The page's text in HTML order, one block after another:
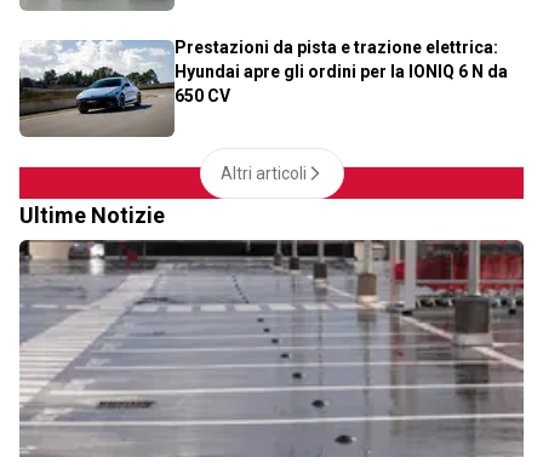
Prestazioni da pista e trazione elettrica:
Hyundai apre gli ordini per la IONIQ 6 N da
650 CV
Altri articoli
Ultime Notizie